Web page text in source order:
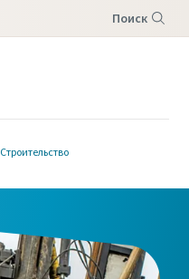
Поиск
Строительство